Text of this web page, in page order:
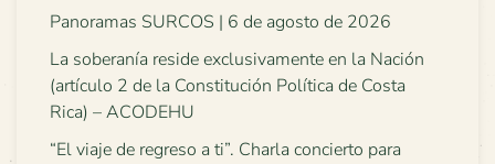
Panoramas SURCOS | 6 de agosto de 2026
La soberanía reside exclusivamente en la Nación
(artículo 2 de la Constitución Política de Costa
Rica) – ACODEHU
“El viaje de regreso a ti”. Charla concierto para